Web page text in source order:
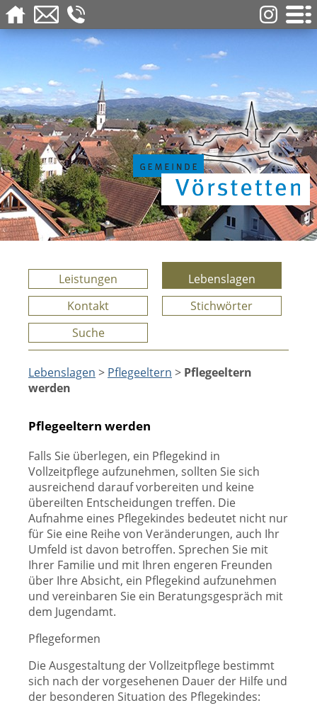
Leistungen
Lebenslagen
Kontakt
Stichwörter
Suche
Lebenslagen > Pflegeeltern > Pflegeeltern
werden
Pflegeeltern werden
Falls Sie überlegen, ein Pflegekind in
Vollzeitpflege aufzunehmen, sollten Sie sich
ausreichend darauf vorbereiten und keine
übereilten Entscheidungen treffen. Die
Aufnahme eines Pflegekindes bedeutet nicht nur
für Sie eine Reihe von Veränderungen, auch Ihr
Umfeld ist davon betroffen. Sprechen Sie mit
Ihrer Familie und mit Ihren engeren Freunden
über Ihre Absicht, ein Pflegekind aufzunehmen
und vereinbaren Sie ein Beratungsgespräch mit
dem Jugendamt.
Pflegeformen
Die Ausgestaltung der Vollzeitpflege bestimmt
sich nach der vorgesehenen Dauer der Hilfe und
der besonderen Situation des Pflegekindes: